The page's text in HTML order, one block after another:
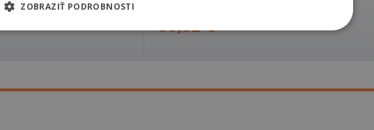
53,32 €
ZOBRAZIŤ PODROBNOSTI